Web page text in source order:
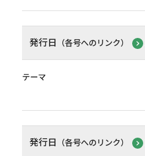
発行日 （各号へのリンク）
テーマ
発行日 （各号へのリンク）